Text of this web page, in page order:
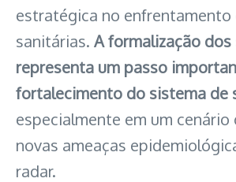
estratégica no enfrentamento
sanitárias. A formalização
representa um passo
fortalecimento do sistema de
especialmente em um
novas ameaças
radar.